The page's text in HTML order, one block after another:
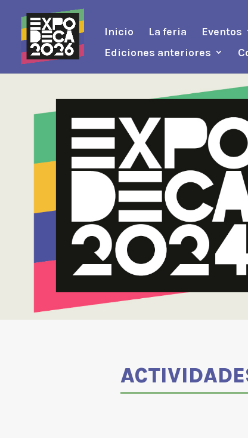
Inicio La feria Eventos
Ediciones anteriores